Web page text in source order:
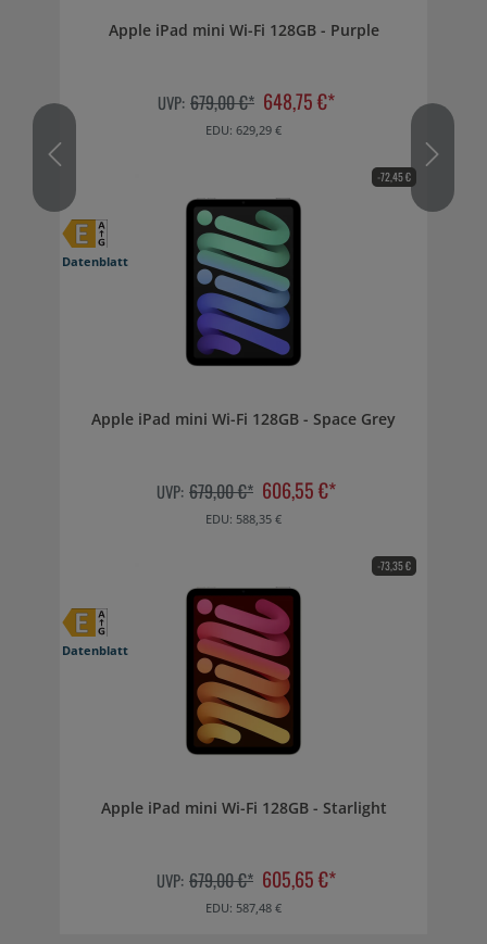
Apple iPad mini Wi-Fi 128GB - Purple
UVP: 679,00 €* 648,75 €*
EDU: 629,29 €
-72,45 €
Datenblatt
Apple iPad mini Wi-Fi 128GB - Space Grey
UVP: 679,00 €* 606,55 €*
EDU: 588,35 €
-73,35 €
Datenblatt
Apple iPad mini Wi-Fi 128GB - Starlight
UVP: 679,00 €* 605,65 €*
EDU: 587,48 €